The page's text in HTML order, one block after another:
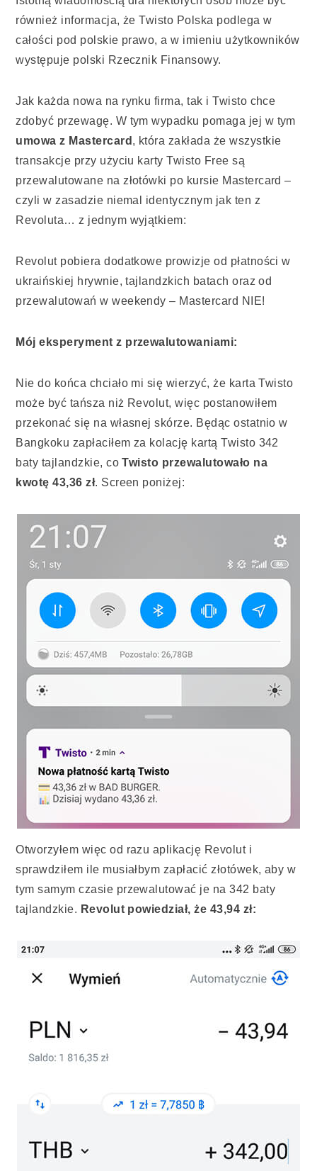
również informacja, że Twisto Polska podlega w
całości pod polskie prawo, a w imieniu użytkowników
występuje polski Rzecznik Finansowy.
Jak każda nowa na rynku firma, tak i Twisto chce
zdobyć przewagę. W tym wypadku pomaga jej w tym
umowa z Mastercard , która zakłada że wszystkie
transakcje przy użyciu karty Twisto Free są
przewalutowane na złotówki po kursie Mastercard –
czyli w zasadzie niemal identycznym jak ten z
Revoluta… z jednym wyjątkiem:
Revolut pobiera dodatkowe prowizje od płatności w
ukraińskiej hrywnie, tajlandzkich batach oraz od
przewalutowań w weekendy – Mastercard NIE!
Mój eksperyment z przewalutowaniami:
Nie do końca chciało mi się wierzyć, że karta Twisto
może być tańsza niż Revolut, więc postanowiłem
przekonać się na własnej skórze. Będąc ostatnio w
Bangkoku zapłaciłem za kolację kartą Twisto 342
baty tajlandzkie, coTwisto przewalutowało na
kwotę 43,36 zł. Screen poniżej:
Otworzyłem więc od razu aplikację Revolut i
sprawdziłem ile musiałbym zapłacić złotówek, aby w
tym samym czasie przewalutować je na 342 baty
tajlandzkie. Revolut powiedział, że 43,94 zł: